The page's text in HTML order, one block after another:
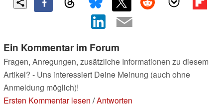
Ein Kommentar im Forum
Fragen, Anregungen, zusätzliche Informationen zu diesem
Artikel? - Uns interessiert Deine Meinung (auch ohne
Anmeldung möglich)!
Ersten Kommentar lesen /Antworten